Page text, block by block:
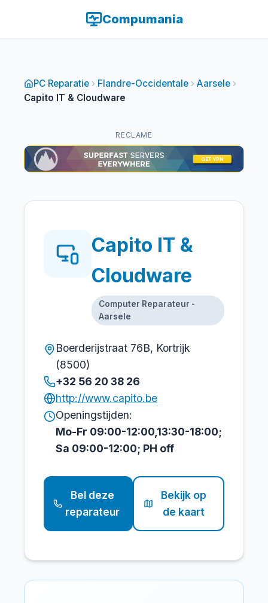
Compumania
PC Reparatie Flandre-Occidentale
Aarsele
Capito IT & Cloudware
RECLAME
Capito IT &
Cloudware
Computer Reparateur -
Aarsele
Boerderijstraat 76B, Kortrijk
(8500)
+32 56 20 38 26
http://www.capito.be
Openingstijden:
Mo-Fr 09:00-12:00,13:30-18:00;
Sa 09:00-12:00; PH off
Bel deze
reparateur
Bekijk op
de kaart